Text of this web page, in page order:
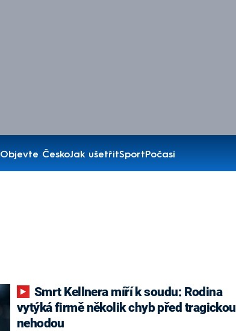
Objevte ČeskoJak ušetřitSportPočasí
vytýká firmě několik chyb před tragickou
nehodou